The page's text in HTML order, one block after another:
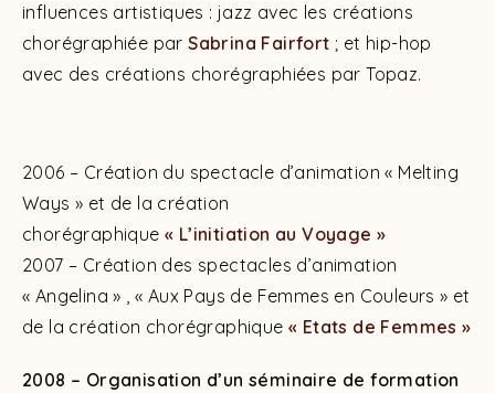
influences artistiques : jazz avec les créations
chorégraphiée parSabrina Fairfort ; et hip-hop
avec des créations chorégraphiées par Topaz.
2006 – Création du spectacle d’animation « Melting
Ways » et de la création
chorégraphique« L’initiation au Voyage »
2007 – Création des spectacles d’animation
« Angelina » , « Aux Pays de Femmes en Couleurs » et
de la création chorégraphique « Etats de Femmes »
2008 – Organisation d’un séminaire de formation